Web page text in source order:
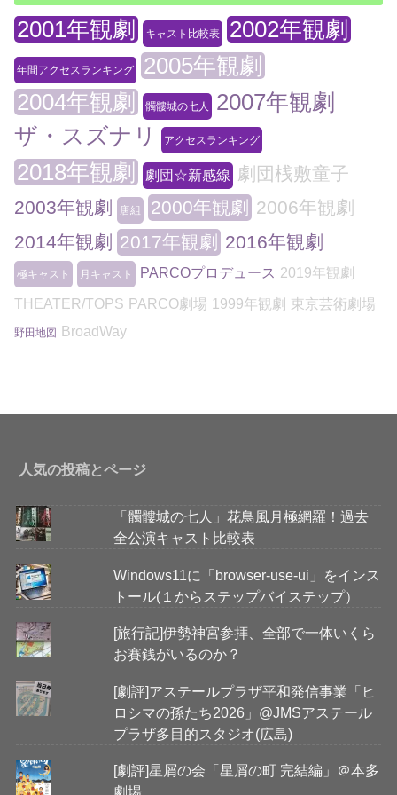
2001年観劇 キャスト比較表 2002年観劇
年間アクセスランキング
2005年観劇
2004年観劇
髑髏城の七人
2007年観劇
ザ・スズナリ
アクセスランキング
2018年観劇 劇団☆新感線
劇団桟敷童子
2003年観劇
唐組 2000年観劇
2006年観劇
2014年観劇 2017年観劇 2016年観劇
極キャスト 月キャスト PARCOプロデュース 2019年観劇
THEATER/TOPS PARCO劇場 1999年観劇 東京芸術劇場
野田地図 BroadWay
人気の投稿とページ
「髑髏城の七人」花鳥風月極網羅！過去
全公演キャスト比較表
Windows11に「browser-use-ui」をインス
トール(１からステップバイステップ）
[旅行記]伊勢神宮参拝、全部で一体いくら
お賽銭がいるのか？
[劇評]アステールプラザ平和発信事業「ヒ
ロシマの孫たち2026」@JMSアステール
プラザ多目的スタジオ(広島)
[劇評]星屑の会「星屑の町 完結編」＠本多
劇場